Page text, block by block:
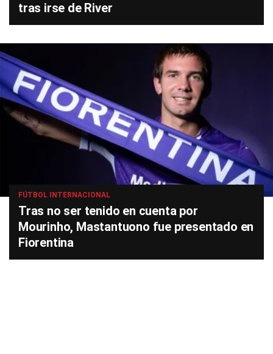
tras irse de River
FÚTBOL INTERNACIONAL
Tras no ser tenido en cuenta por
Mourinho, Mastantuono fue presentado en
Fiorentina